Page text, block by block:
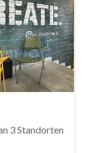
3 Standorten